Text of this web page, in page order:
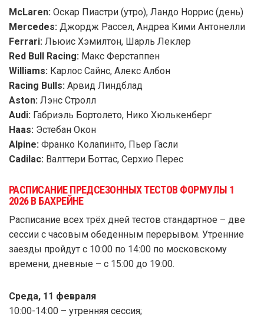
McLaren: Оскар Пиастри (утро), Ландо Норрис (день)
Mercedes: Джордж Рассел, Андреа Кими Антонелли
Ferrari: Льюис Хэмилтон, Шарль Леклер
Red Bull Racing: Макс Ферстаппен
Williams: Карлос Сайнс, Алекс Албон
Racing Bulls: Арвид Линдблад
Aston: Лэнс Стролл
Audi: Габриэль Бортолето, Нико Хюлькенберг
Haas: Эстебан Окон
Alpine: Франко Колапинто, Пьер Гасли
Cadilac: Валттери Боттас, Серхио Перес
РАСПИСАНИЕ ПРЕДСЕЗОННЫХ ТЕСТОВ ФОРМУЛЫ 1
2026 В БАХРЕЙНЕ
Расписание всех трёх дней тестов стандартное – две
сессии с часовым обеденным перерывом. Утренние
заезды пройдут с 10:00 по 14:00 по московскому
времени, дневные – с 15:00 до 19:00.
Среда, 11 февраля
10:00-14:00 – утренняя сессия;